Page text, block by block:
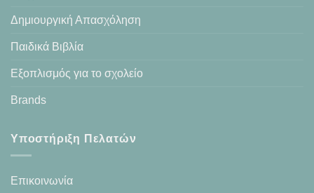
Δημιουργική Απασχόληση
Παιδικά Βιβλία
Εξοπλισμός για το σχολείο
Brands
Υποστήριξη Πελατών
Επικοινωνία